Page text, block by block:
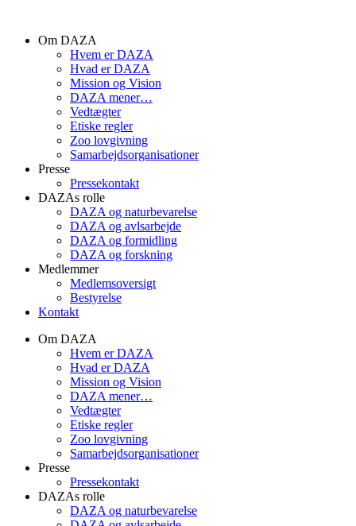
indholdOm DAZA
Hvem er DAZA
Hvad er DAZA
Mission og Vision
DAZA mener…
Vedtægter
Etiske regler
Zoo lovgivning
Samarbejdsorganisationer
Presse
Pressekontakt
DAZAs rolle
DAZA og natur­bevarelse
DAZA og avls­arbejde
DAZA og formidling
DAZA og forskning
Medlemmer
Medlemsoversigt
Bestyrelse
Kontakt
Om DAZA
Hvem er DAZA
Hvad er DAZA
Mission og Vision
DAZA mener…
Vedtægter
Etiske regler
Zoo lovgivning
Samarbejdsorganisationer
Presse
Pressekontakt
DAZAs rolle
DAZA og natur­bevarelse